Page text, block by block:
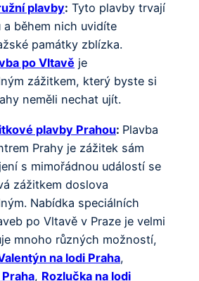
plavby: Tyto plavby trvají
během nich uvidíte
památky zblízka.
po Vltavě je
zážitkem, který byste si
neměli nechat ujít.
plavby Prahou: Plavba
Prahy je zážitek sám
s mimořádnou událostí se
zážitkem doslova
Nabídka speciálních
po Vltavě v Praze je velmi
mnoho různých možností,
na lodi Praha,
, Rozlučka na lodi